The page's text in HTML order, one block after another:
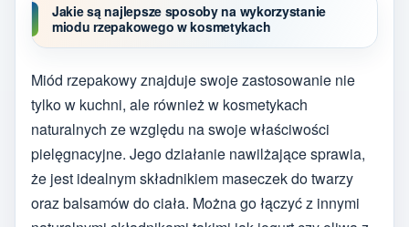
Jakie są najlepsze sposoby na wykorzystanie
miodu rzepakowego w kosmetykach
Miód rzepakowy znajduje swoje zastosowanie nie
tylko w kuchni, ale również w kosmetykach
naturalnych ze względu na swoje właściwości
pielęgnacyjne. Jego działanie nawilżające sprawia,
że jest idealnym składnikiem maseczek do twarzy
oraz balsamów do ciała. Można go łączyć z innymi